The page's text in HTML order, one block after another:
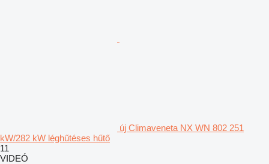
új Climaveneta NX WN 802 251
kW/282 kW léghűtéses hűtő
11
VIDEÓ